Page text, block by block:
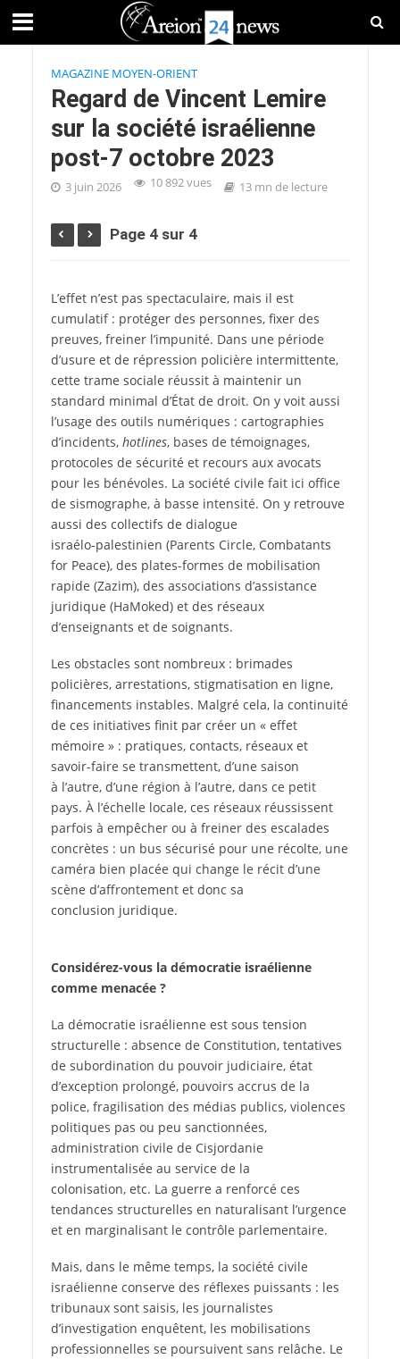
MAGAZINE MOYEN-ORIENT
Regard de Vincent Lemire
sur la société israélienne
post-7 octobre 2023
3 juin 2026 10 892 vues 13 mn de lecture
Page 4 sur 4
L’effet n’est pas spectaculaire, mais il est
cumulatif : protéger des personnes, fixer des
preuves, freiner l’impunité. Dans une période
d’usure et de répression policière intermittente,
cette trame sociale réussit à maintenir un
standard minimal d’État de droit. On y voit aussi
l’usage des outils numériques : cartographies
d’incidents, hotlines, bases de témoignages,
protocoles de sécurité et recours aux avocats
pour les bénévoles. La société civile fait ici office
de sismographe, à basse intensité. On y retrouve
aussi des collectifs de dialogue
israélo‑palestinien (Parents Circle, Combatants
for Peace), des plates-formes de mobilisation
rapide (Zazim), des associations d’assistance
juridique (HaMoked) et des réseaux
d’enseignants et de soignants.
Les obstacles sont nombreux : brimades
policières, arrestations, stigmatisation en ligne,
financements instables. Malgré cela, la continuité
de ces initiatives finit par créer un « effet
mémoire » : pratiques, contacts, réseaux et
savoir-faire se transmettent, d’une saison
à l’autre, d’une région à l’autre, dans ce petit
pays. À l’échelle locale, ces réseaux réussissent
parfois à empêcher ou à freiner des escalades
concrètes : un bus sécurisé pour une récolte, une
caméra bien placée qui change le récit d’une
scène d’affrontement et donc sa
conclusion juridique.
Considérez-vous la démocratie israélienne
comme menacée ?
La démocratie israélienne est sous tension
structurelle : absence de Constitution, tentatives
de subordination du pouvoir judiciaire, état
d’exception prolongé, pouvoirs accrus de la
police, fragilisation des médias publics, violences
politiques pas ou peu sanctionnées,
administration civile de Cisjordanie
instrumentalisée au service de la
colonisation, etc. La guerre a renforcé ces
tendances structurelles en naturalisant l’urgence
et en marginalisant le contrôle parlementaire.
Mais, dans le même temps, la société civile
israélienne conserve des réflexes puissants : les
tribunaux sont saisis, les journalistes
d’investigation enquêtent, les mobilisations
professionnelles se poursuivent sans relâche. Le